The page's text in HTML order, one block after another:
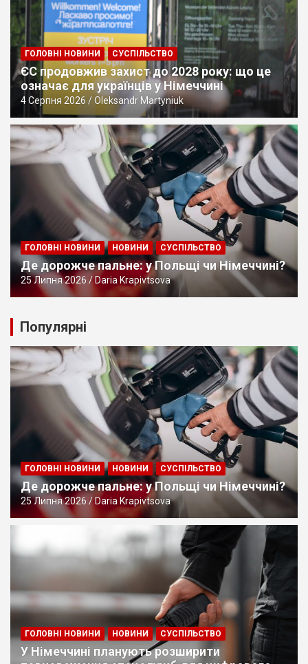
причина?
ГОЛОВНІ НОВИНИ СУСПІЛЬСТВО
ЄС продовжив захист до 2028 року: що це
означає для українців у Німеччині
4 Серпня 2026 Oleksandr Martyniuk
ГОЛОВНІ НОВИНИ НОВИНИ СУСПІЛЬСТВО
Де дорожче пальне: у Польщі чи Німеччині?
25 Липня 2026 Daria Krapivtsova
Популярні
ГОЛОВНІ НОВИНИ НОВИНИ СУСПІЛЬСТВО
Де дорожче пальне: у Польщі чи Німеччині?
25 Липня 2026 Daria Krapivtsova
ГОЛОВНІ НОВИНИ НОВИНИ СУСПІЛЬСТВО
У Німеччині планують розширити